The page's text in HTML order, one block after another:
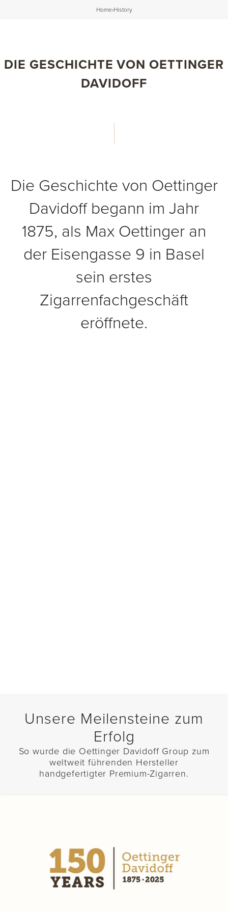
Home›History
DIE GESCHICHTE VON OETTINGER
DAVIDOFF
Die Geschichte von Oettinger
Davidoff begann im Jahr
1875, als Max Oettinger an
der Eisengasse 9 in Basel
sein erstes
Zigarrenfachgeschäft
eröffnete.
Unsere Meilensteine zum
Erfolg
So wurde die Oettinger Davidoff Group zum
weltweit führenden Hersteller
handgefertigter Premium-Zigarren.
OETTINGER DAVIDOFF FEIERT 150